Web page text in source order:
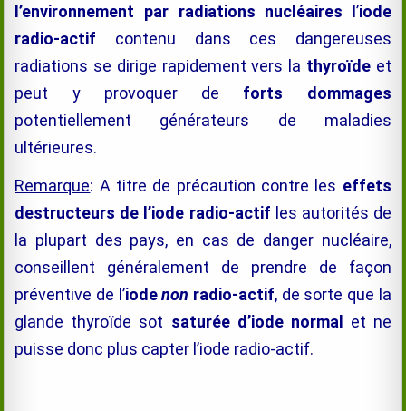
l’environnement par radiations nucléaires l’iode
radio-actif contenu dans ces dangereuses
radiations se dirige rapidement vers la thyroïde et
peut y provoquer de forts dommages
potentiellement générateurs de maladies
ultérieures.
Remarque: A titre de précaution contre les effets
destructeurs de l’iode radio-actif les autorités de
la plupart des pays, en cas de danger nucléaire,
conseillent généralement de prendre de façon
préventive de l’iodenon radio-actif, de sorte que la
glande thyroïde sot saturée d’iode normal et ne
puisse donc plus capter l’iode radio-actif.